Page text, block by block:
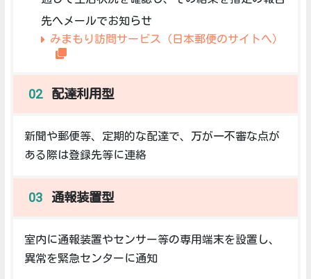
先へメールでお知らせ
みまもり訪問サービス（日本郵便のサイトへ）
配達利用型
新聞や郵便等、定期的な配達で、万が一不審な点が
ある際は登録先等に連絡
通報装置型
室内に通報装置やセンサー等の専用端末を設置し、
異常を緊急センターに通知